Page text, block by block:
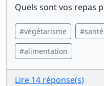
Quels sont vos repas
#végétarisme
#alimentation
Lire 14 réponse(s)